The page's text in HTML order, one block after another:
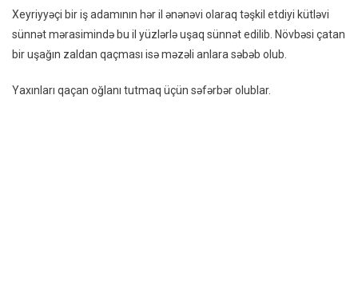
Oldu
Xeyriyyəçi bir iş adamının hər il ənənəvi olaraq təşkil etdiyi kütləvi
sünnət mərasimində bu il yüzlərlə uşaq sünnət edilib. Növbəsi çatan
bir uşağın zaldan qaçması isə məzəli anlara səbəb olub.
Yaxınları qaçan oğlanı tutmaq üçün səfərbər olublar.